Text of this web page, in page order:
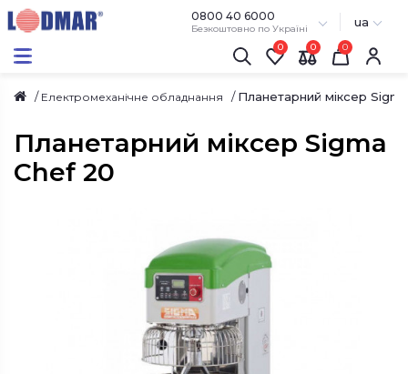
0800 40 6000
Безкоштовно по Україні ua
0 0
Електромеханічне обладнання Планетарний міксер
Планетарний міксер Sigma
Chef 20